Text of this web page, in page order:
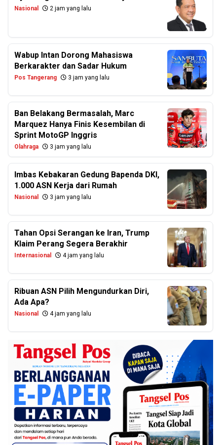
Nasional 2 jam yang lalu
Wabup Intan Dorong Mahasiswa
Berkarakter dan Sadar Hukum
Pos Tangerang 3 jam yang lalu
Ban Belakang Bermasalah, Marc
Marquez Hanya Finis Kesembilan di
Sprint MotoGP Inggris
Olahraga 3 jam yang lalu
Imbas Kebakaran Gedung Bapenda DKI,
1.000 ASN Kerja dari Rumah
Nasional 3 jam yang lalu
Tahan Opsi Serangan ke Iran, Trump
Klaim Perang Segera Berakhir
Internasional 4 jam yang lalu
Ribuan ASN Pilih Mengundurkan Diri,
Ada Apa?
Nasional 4 jam yang lalu